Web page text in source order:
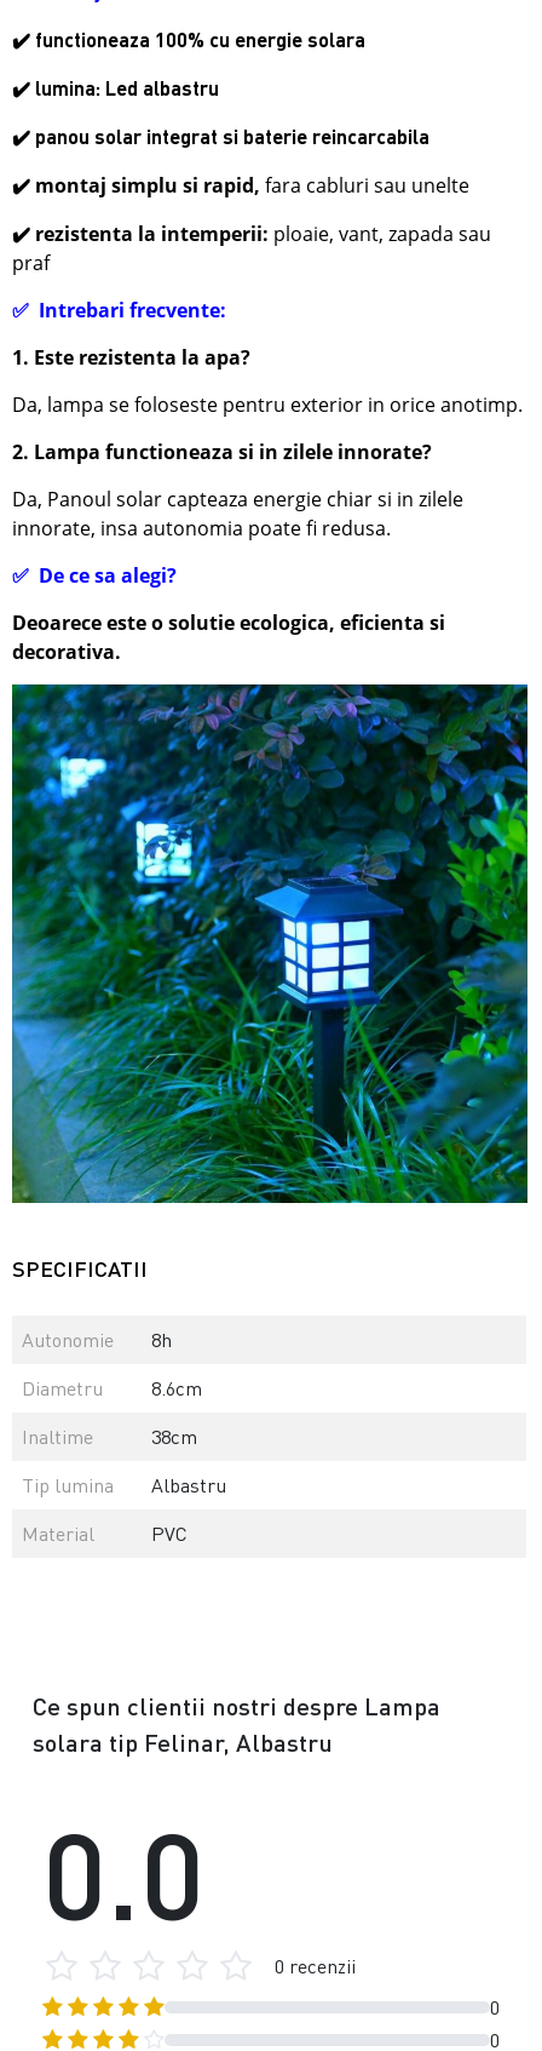
✔️ functioneaza 100% cu energie solara
✔️ lumina: Led albastru
✔️ panou solar integrat si baterie reincarcabila
✔️ montaj simplu si rapid, fara cabluri sau unelte
✔️ rezistenta la intemperii: ploaie, vant, zapada sau
praf
✅ Intrebari frecvente:
1. Este rezistenta la apa?
Da, lampa se foloseste pentru exterior in orice anotimp.
2. Lampa functioneaza si in zilele innorate?
Da, Panoul solar capteaza energie chiar si in zilele
innorate, insa autonomia poate fi redusa.
✅ De ce sa alegi?
Deoarece este o solutie ecologica, eficienta si
decorativa.
SPECIFICATII
Autonomie
8h
Diametru
8.6cm
Inaltime
38cm
Tip lumina
Albastru
Material
PVC
Ce spun clientii nostri despre Lampa
solara tip Felinar, Albastru
0
0
0.0
0 recenzii